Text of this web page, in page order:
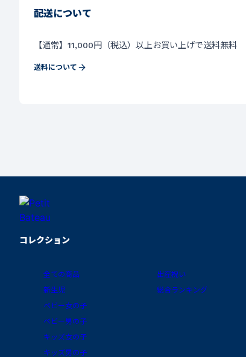
配送について
【通常】11,000円（税込）以上お買い上げで送料無料
送料について
コレクション
全ての商品
新生児
ベビー女の子
ベビー男の子
キッズ女の子
キッズ男の子
出産祝い
総合ランキング